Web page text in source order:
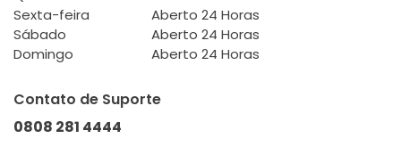
Sexta-feira
Aberto 24 Horas
Sábado
Aberto 24 Horas
Domingo
Aberto 24 Horas
Contato de Suporte
0808 281 4444